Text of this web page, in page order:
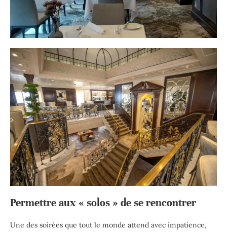
Permettre aux « solos » de se rencontrer
Une des soirées que tout le monde attend avec impatience,